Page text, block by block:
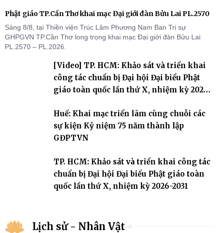
Phật giáo TP.Cần Thơ khai mạc Đại giới đàn Bửu Lai PL.2570
Sáng 8/8, tại Thiền viện Trúc Lâm Phương Nam Ban Trị sự
GHPGVN TP.Cần Thơ long trọng khai mạc Đại giới đàn Bửu Lai
PL.2570 – PL.2026.
[Video] TP. HCM: Khảo sát và triển khai
công tác chuẩn bị Đại hội Đại biểu Phật
giáo toàn quốc lần thứ X, nhiệm kỳ 2026-
Huế: Khai mạc triển lãm cùng chuỗi các
sự kiện Kỷ niệm 75 năm thành lập
GĐPTVN
TP. HCM: Khảo sát và triển khai công tác
chuẩn bị Đại hội Đại biểu Phật giáo toàn
quốc lần thứ X, nhiệm kỳ 2026-2031
Lịch sử - Nhân Vật